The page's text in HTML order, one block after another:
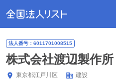
法人番号：6011701008515
株式会社渡辺製作所
東京都江戸川区 建設